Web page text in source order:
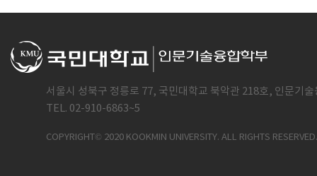
서울시 성북구 정릉로 77, 국민대학교 북악관 218호, 인문기
TEL. 02-910-6863~5
COPYRIGHT© 2020 KOOKMIN UNIVERSITY. ALL RIGHTS RESERVED.